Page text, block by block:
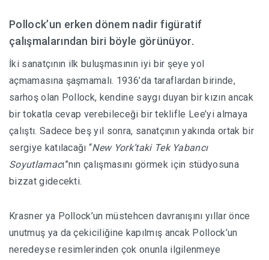
Pollock’un erken dönem nadir figüratif
çalışmalarından biri böyle görünüyor.
İki sanatçının ilk buluşmasının iyi bir şeye yol
açmamasına şaşmamalı. 1936’da taraflardan birinde,
sarhoş olan Pollock, kendine saygı duyan bir kızın ancak
bir tokatla cevap verebileceği bir teklifle Lee’yi almaya
çalıştı. Sadece beş yıl sonra, sanatçının yakında ortak bir
sergiye katılacağı “New York’taki Tek Yabancı
Soyutlamacı”nın çalışmasını görmek için stüdyosuna
bizzat gidecekti.
Krasner ya Pollock’un müstehcen davranışını yıllar önce
unutmuş ya da çekiciliğine kapılmış ancak Pollock’un
neredeyse resimlerinden çok onunla ilgilenmeye